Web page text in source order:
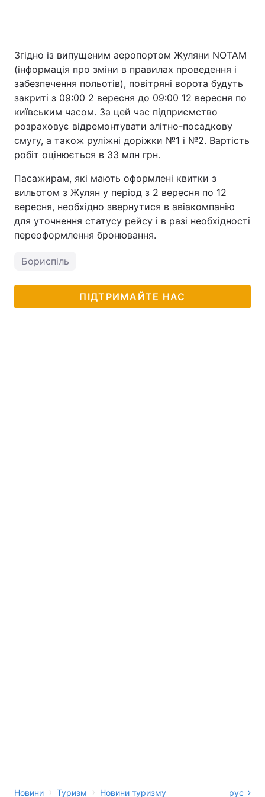
Згідно із випущеним аеропортом Жуляни NOTAM
(інформація про зміни в правилах проведення і
забезпечення польотів), повітряні ворота будуть
закриті з 09:00 2 вересня до 09:00 12 вересня по
київським часом. За цей час підприємство
розраховує відремонтувати злітно-посадкову
смугу, а також руліжні доріжки №1 і №2. Вартість
робіт оцінюється в 33 млн грн.
Пасажирам, які мають оформлені квитки з
вильотом з Жулян у період з 2 вересня по 12
вересня, необхідно звернутися в авіакомпанію
для уточнення статусу рейсу і в разі необхідності
переоформлення бронювання.
Бориспіль
ПІДТРИМАЙТЕ НАС
Новини › Туризм › Новини туризму рус